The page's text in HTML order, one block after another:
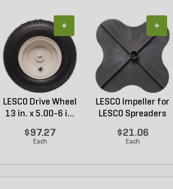
LESCO Drive Wheel
13 in. x 5.00-6 i...
$97.27
Each
+
LESCO Impeller for
LESCO Spreaders
$21.06
Each
+